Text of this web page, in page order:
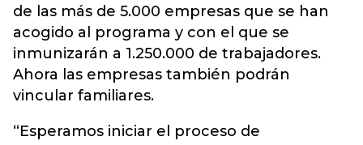
de las más de 5.000 empresas que se han
acogido al programa y con el que se
inmunizarán a 1.250.000 de trabajadores.
Ahora las empresas también podrán
vincular familiares.
“Esperamos iniciar el proceso de